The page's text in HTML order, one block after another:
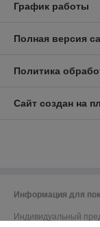
График работы
Полная версия
Политика
Сайт создан на
Информация для
Индивидуальный